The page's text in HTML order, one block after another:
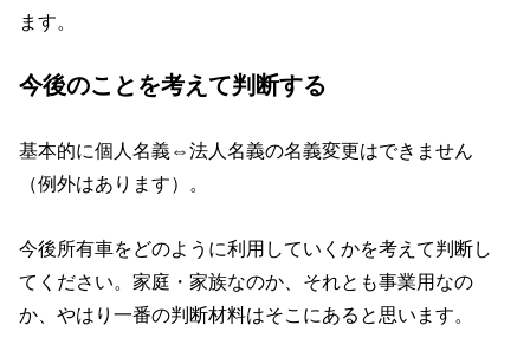
ます。
今後のことを考えて判断する
基本的に個人名義⇔法人名義の名義変更はできません
（例外はあります）。
今後所有車をどのように利用していくかを考えて判断し
てください。家庭・家族なのか、それとも事業用なの
か、やはり一番の判断材料はそこにあると思います。